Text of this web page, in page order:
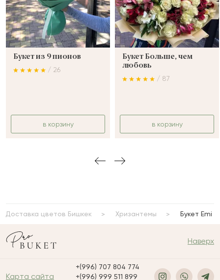
Букет из 9 пионов
/ 26
в корзину
Букет Больше, чем
любовь
/ 87
в корзину
Доставка цветов Бишкек Хризантемы Букет Emi
Наверх
Карта сайта
+(996) 707 804 774
+(996) 999 511 899